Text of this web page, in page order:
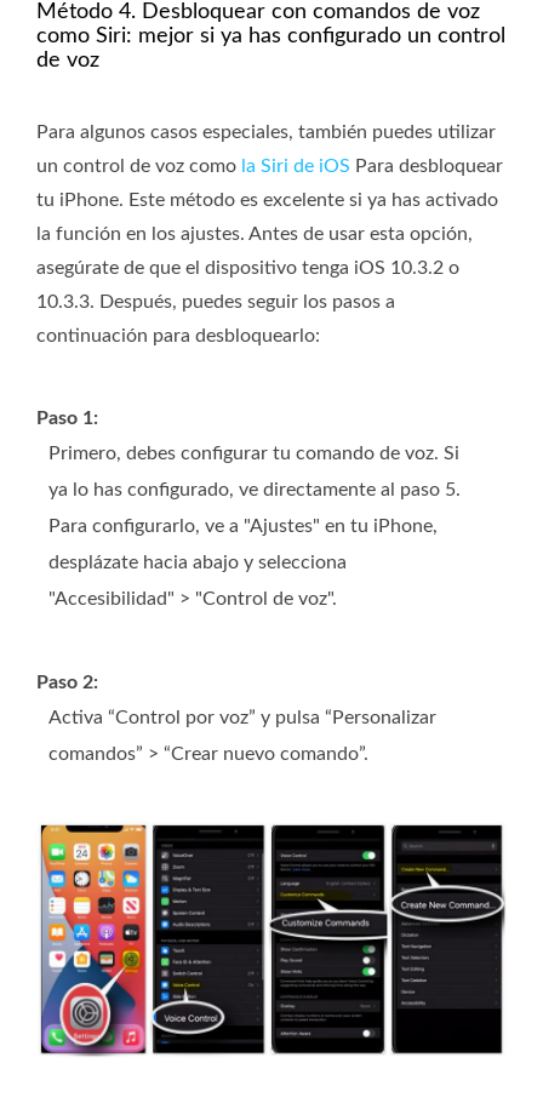
Método 4. Desbloquear con comandos de voz
como Siri: mejor si ya has configurado un control
de voz
Para algunos casos especiales, también puedes utilizar
un control de voz como la Siri de iOS Para desbloquear
tu iPhone. Este método es excelente si ya has activado
la función en los ajustes. Antes de usar esta opción,
asegúrate de que el dispositivo tenga iOS 10.3.2 o
10.3.3. Después, puedes seguir los pasos a
continuación para desbloquearlo:
Paso 1:
Primero, debes configurar tu comando de voz. Si
ya lo has configurado, ve directamente al paso 5.
Para configurarlo, ve a "Ajustes" en tu iPhone,
desplázate hacia abajo y selecciona
"Accesibilidad" > "Control de voz".
Paso 2:
Activa “Control por voz” y pulsa “Personalizar
comandos” > “Crear nuevo comando”.